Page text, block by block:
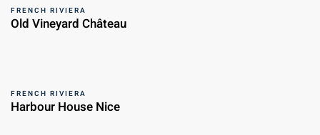
FRENCH RIVIERA
Old Vineyard Château
FRENCH RIVIERA
Harbour House Nice